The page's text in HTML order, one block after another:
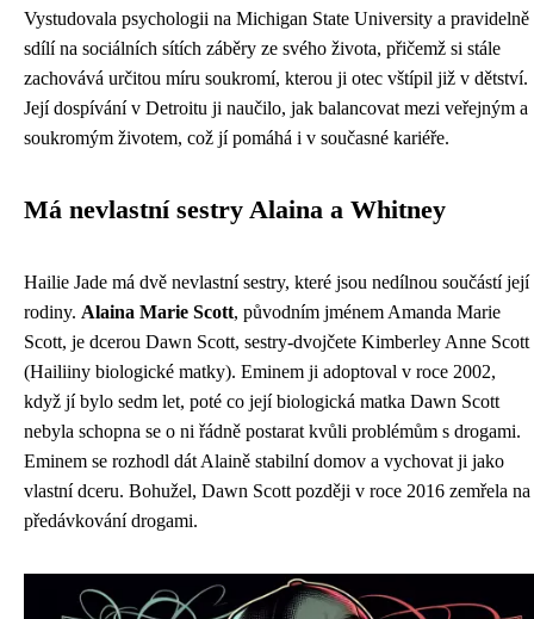
Vystudovala psychologii na Michigan State University a pravidelně
sdílí na sociálních sítích záběry ze svého života, přičemž si stále
zachovává určitou míru soukromí, kterou ji otec vštípil již v dětství.
Její dospívání v Detroitu ji naučilo, jak balancovat mezi veřejným a
soukromým životem, což jí pomáhá i v současné kariéře.
Má nevlastní sestry Alaina a Whitney
Hailie Jade má dvě nevlastní sestry, které jsou nedílnou součástí její
rodiny. Alaina Marie Scott, původním jménem Amanda Marie
Scott, je dcerou Dawn Scott, sestry-dvojčete Kimberley Anne Scott
(Hailiiny biologické matky). Eminem ji adoptoval v roce 2002,
když jí bylo sedm let, poté co její biologická matka Dawn Scott
nebyla schopna se o ni řádně postarat kvůli problémům s drogami.
Eminem se rozhodl dát Alaině stabilní domov a vychovat ji jako
vlastní dceru. Bohužel, Dawn Scott později v roce 2016 zemřela na
předávkování drogami.